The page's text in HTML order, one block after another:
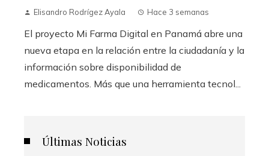
Elisandro Rodrígez Ayala Hace 3 semanas
El proyecto Mi Farma Digital en Panamá abre una
nueva etapa en la relación entre la ciudadanía y la
información sobre disponibilidad de
medicamentos. Más que una herramienta tecnol...
Últimas Noticias